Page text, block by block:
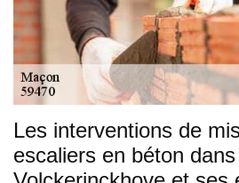
Les interventions de
escaliers en béton